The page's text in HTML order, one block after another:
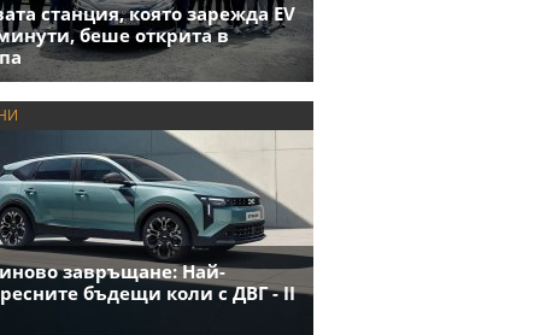
станция, която зарежда EV
беше открита в
завръщане: Най-
бъдещи коли с ДВГ - II